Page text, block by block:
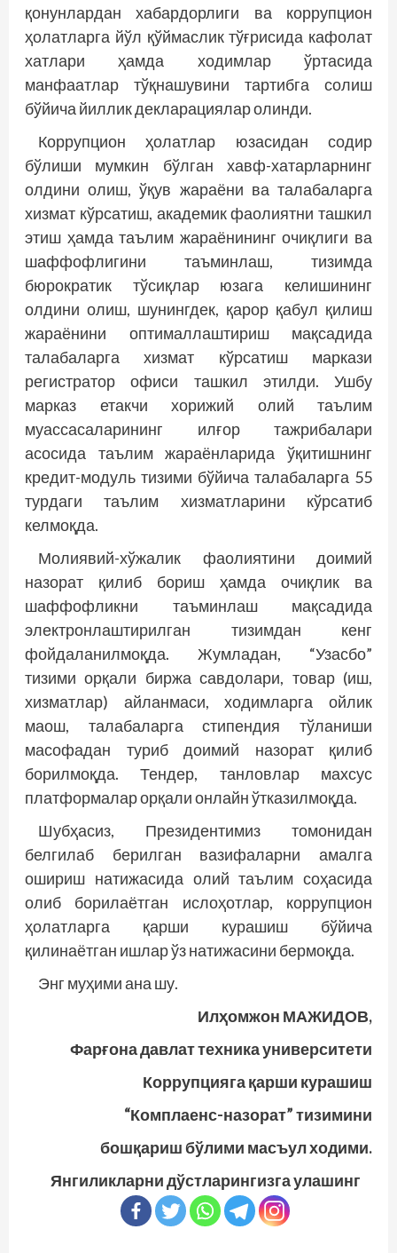
қонунлардан хабардорлиги ва коррупцион
ҳолатларга йўл қўймаслик тўғрисида кафолат
хатлари ҳамда ходимлар ўртасида
манфаатлар тўқнашувини тартибга солиш
бўйича йиллик декларациялар олинди.
Коррупцион ҳолатлар юзасидан содир
бўлиши мумкин бўлган хавф-хатарларнинг
олдини олиш, ўқув жараёни ва талабаларга
хизмат кўрсатиш, академик фаолиятни ташкил
этиш ҳамда таълим жараёнининг очиқлиги ва
шаффофлигини таъминлаш, тизимда
бюрократик тўсиқлар юзага келишининг
олдини олиш, шунингдек, қарор қабул қилиш
жараёнини оптималлаштириш мақсадида
талабаларга хизмат кўрсатиш маркази
регистратор офиси ташкил этилди. Ушбу
марказ етакчи хорижий олий таълим
муассасаларининг илғор тажрибалари
асосида таълим жараёнларида ўқитишнинг
кредит-модуль тизими бўйича талабаларга 55
турдаги таълим хизматларини кўрсатиб
келмоқда.
Молиявий-хўжалик фаолиятини доимий
назорат қилиб бориш ҳамда очиқлик ва
шаффофликни таъминлаш мақсадида
электронлаштирилган тизимдан кенг
фойдаланилмоқда. Жумладан, “Узасбо”
тизими орқали биржа савдолари, товар (иш,
хизматлар) айланмаси, ходимларга ойлик
маош, талабаларга стипендия тўланиши
масофадан туриб доимий назорат қилиб
борилмоқда. Тендер, танловлар махсус
платформалар орқали онлайн ўтказилмоқда.
Шубҳасиз, Президентимиз томонидан
белгилаб берилган вазифаларни амалга
ошириш натижасида олий таълим соҳасида
олиб борилаётган ислоҳотлар, коррупцион
ҳолатларга қарши курашиш бўйича
қилинаётган ишлар ўз натижасини бермоқда.
Энг муҳими ана шу.
Илҳомжон МАЖИДОВ,
Фарғона давлат техника университети
Коррупцияга қарши курашиш
“Комплаенс-назорат” тизимини
бошқариш бўлими масъул ходими.
Янгиликларни дўстларингизга улашинг